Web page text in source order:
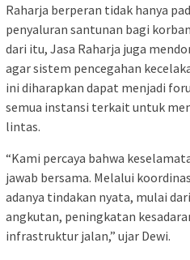
Raharja berperan tidak hanya
penyaluran santunan bagi
dari itu, Jasa Raharja juga
agar sistem pencegahan
ini diharapkan dapat menjadi
semua instansi terkait untuk
lintas.
“Kami percaya bahwa
jawab bersama. Melalui
adanya tindakan nyata, mulai
angkutan, peningkatan
infrastruktur jalan,” ujar Dewi.